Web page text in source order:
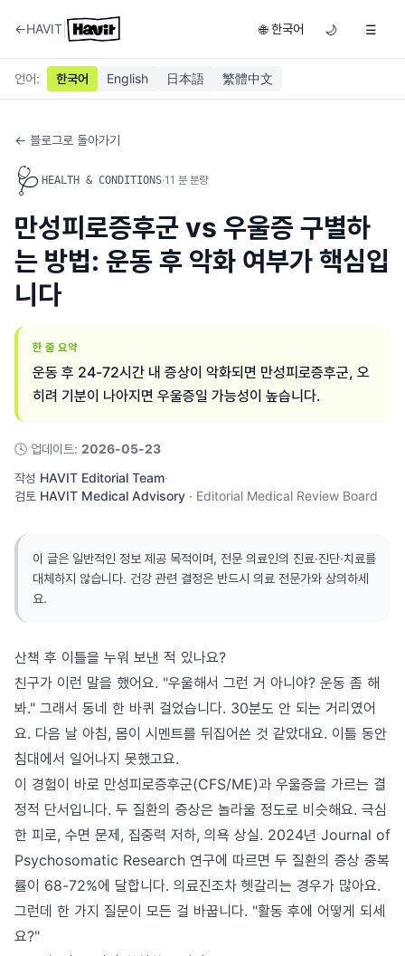
←HAVIT 🌐 한국어 🌙 ☰
언어: 한국어 English 日本語 繁體中文
← 블로그로 돌아가기
🩺 HEALTH & CONDITIONS·11 분 분량
만성피로증후군 vs 우울증 구별하
는 방법: 운동 후 악화 여부가 핵심입
니다
한 줄 요약
운동 후 24-72시간 내 증상이 악화되면 만성피로증후군, 오
히려 기분이 나아지면 우울증일 가능성이 높습니다.
🕓 업데이트: 2026-05-23
작성 HAVIT Editorial Team·
검토 HAVIT Medical Advisory · Editorial Medical Review Board
이 글은 일반적인 정보 제공 목적이며, 전문 의료인의 진료·진단·치료를
대체하지 않습니다. 건강 관련 결정은 반드시 의료 전문가와 상의하세
요.
산책 후 이틀을 누워 보낸 적 있나요?
친구가 이런 말을 했어요. "우울해서 그런 거 아니야? 운동 좀 해
봐." 그래서 동네 한 바퀴 걸었습니다. 30분도 안 되는 거리였어
요. 다음 날 아침, 몸이 시멘트를 뒤집어쓴 것 같았대요. 이틀 동안
침대에서 일어나지 못했고요.
이 경험이 바로 만성피로증후군(CFS/ME)과 우울증을 가르는 결
정적 단서입니다. 두 질환의 증상은 놀라울 정도로 비슷해요. 극심
한 피로, 수면 문제, 집중력 저하, 의욕 상실. 2024년 Journal of
Psychosomatic Research 연구에 따르면 두 질환의 증상 중복
률이 68-72%에 달합니다. 의료진조차 헷갈리는 경우가 많아요.
그런데 한 가지 질문이 모든 걸 바꿉니다. "활동 후에 어떻게 되세
요?"